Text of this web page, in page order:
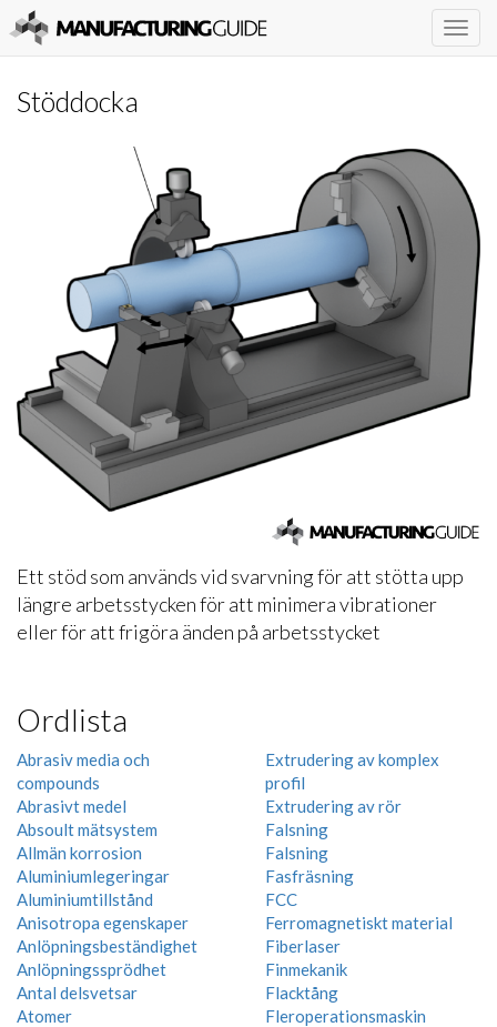
Stöddocka
Ett stöd som används vid svarvning för att stötta upp
längre arbetsstycken för att minimera vibrationer
eller för att frigöra änden på arbetsstycket
Ordlista
Abrasiv media och
compounds
Abrasivt medel
Absoult mätsystem
Allmän korrosion
Aluminiumlegeringar
Aluminiumtillstånd
Anisotropa egenskaper
Anlöpningsbeständighet
Anlöpningssprödhet
Antal delsvetsar
Atomer
Extrudering av komplex
profil
Extrudering av rör
Falsning
Falsning
Fasfräsning
FCC
Ferromagnetiskt material
Fiberlaser
Finmekanik
Flacktång
Fleroperationsmaskin